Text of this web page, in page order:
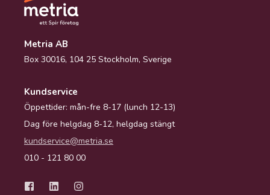
Metria AB
Box 30016, 104 25 Stockholm, Sverige
Kundservice
Öppettider: mån-fre 8-17 (lunch 12-13)
Dag före helgdag 8-12, helgdag stängt
kundservice@metria.se
010 - 121 80 00